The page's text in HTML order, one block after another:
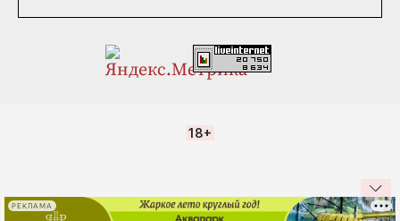
18+
РЕКЛАМА